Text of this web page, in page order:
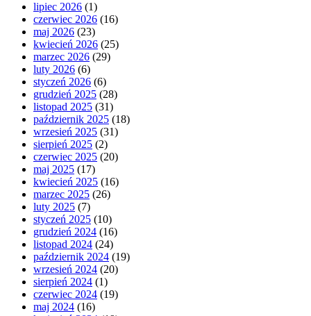
lipiec 2026 (1)
czerwiec 2026 (16)
maj 2026 (23)
kwiecień 2026 (25)
marzec 2026 (29)
luty 2026 (6)
styczeń 2026 (6)
grudzień 2025 (28)
listopad 2025 (31)
październik 2025 (18)
wrzesień 2025 (31)
sierpień 2025 (2)
czerwiec 2025 (20)
maj 2025 (17)
kwiecień 2025 (16)
marzec 2025 (26)
luty 2025 (7)
styczeń 2025 (10)
grudzień 2024 (16)
listopad 2024 (24)
październik 2024 (19)
wrzesień 2024 (20)
sierpień 2024 (1)
czerwiec 2024 (19)
maj 2024 (16)